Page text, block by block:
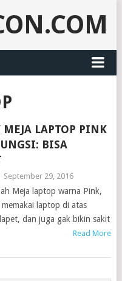
MEJA LAPTOP PINK
BISA
September 29, 2016
Meja laptop warna Pink,
laptop di atas
dan juga gak bikin sakit
Read More